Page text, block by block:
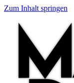
Zum Inhalt springen